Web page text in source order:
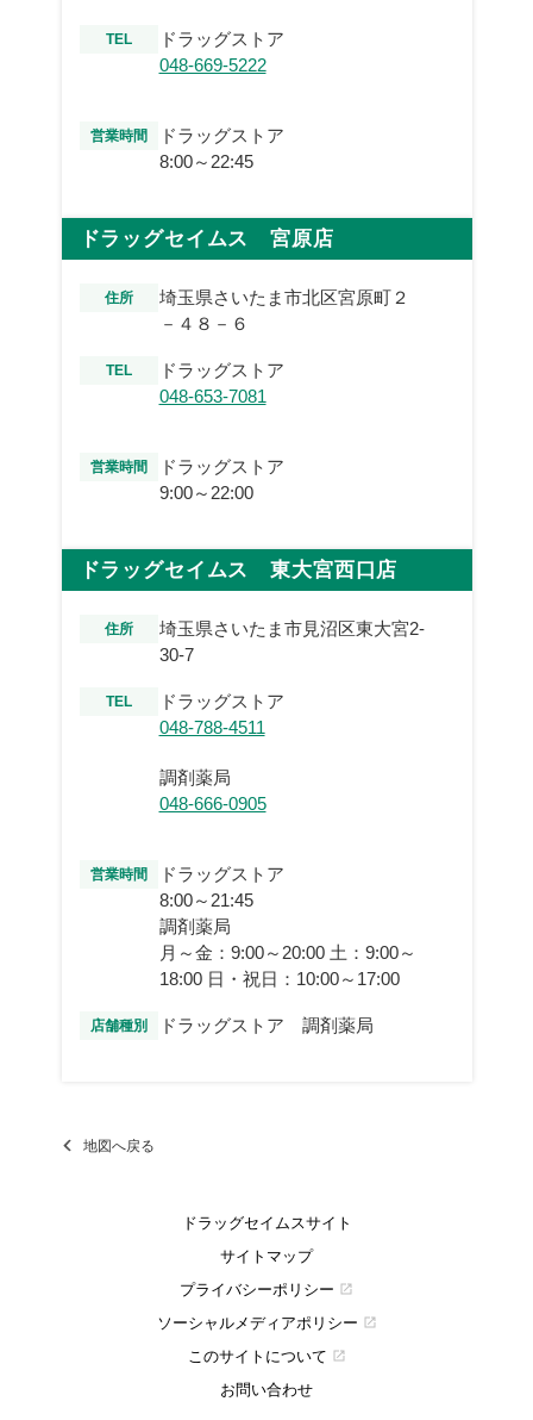
TEL
ドラッグストア
048-669-5222
営業時間
ドラッグストア
8:00～22:45
ドラッグセイムス 宮原店
住所
埼玉県さいたま市北区宮原町２
－４８－６
TEL
ドラッグストア
048-653-7081
営業時間
ドラッグストア
9:00～22:00
ドラッグセイムス 東大宮西口店
住所
埼玉県さいたま市見沼区東大宮2-
30-7
TEL
ドラッグストア
048-788-4511
調剤薬局
048-666-0905
営業時間
ドラッグストア
8:00～21:45
調剤薬局
月～金：9:00～20:00 土：9:00～
18:00 日・祝日：10:00～17:00
店舗種別 ドラッグストア 調剤薬局
地図へ戻る
ドラッグセイムスサイト
サイトマップ
プライバシーポリシー
open_in_new
ソーシャルメディアポリシー open_in_new
このサイトについて open_in_new
お問い合わせ